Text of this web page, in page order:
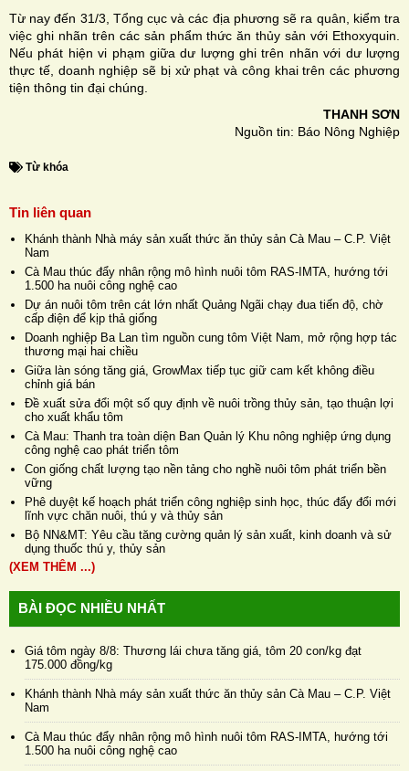
Từ nay đến 31/3, Tổng cục và các địa phương sẽ ra quân, kiểm tra
việc ghi nhãn trên các sản phẩm thức ăn thủy sản với Ethoxyquin.
Nếu phát hiện vi phạm giữa dư lượng ghi trên nhãn với dư lượng
thực tế, doanh nghiệp sẽ bị xử phạt và công khai trên các phương
tiện thông tin đại chúng.
THANH SƠN
Nguồn tin: Báo Nông Nghiệp
Từ khóa
Tin liên quan
Khánh thành Nhà máy sản xuất thức ăn thủy sản Cà Mau – C.P. Việt
Nam
Cà Mau thúc đẩy nhân rộng mô hình nuôi tôm RAS-IMTA, hướng tới
1.500 ha nuôi công nghệ cao
Dự án nuôi tôm trên cát lớn nhất Quảng Ngãi chạy đua tiến độ, chờ
cấp điện để kịp thả giống
Doanh nghiệp Ba Lan tìm nguồn cung tôm Việt Nam, mở rộng hợp tác
thương mại hai chiều
Giữa làn sóng tăng giá, GrowMax tiếp tục giữ cam kết không điều
chỉnh giá bán
Đề xuất sửa đổi một số quy định về nuôi trồng thủy sản, tạo thuận lợi
cho xuất khẩu tôm
Cà Mau: Thanh tra toàn diện Ban Quản lý Khu nông nghiệp ứng dụng
công nghệ cao phát triển tôm
Con giống chất lượng tạo nền tảng cho nghề nuôi tôm phát triển bền
vững
Phê duyệt kế hoạch phát triển công nghiệp sinh học, thúc đẩy đổi mới
lĩnh vực chăn nuôi, thú y và thủy sản
Bộ NN&MT: Yêu cầu tăng cường quản lý sản xuất, kinh doanh và sử
dụng thuốc thú y, thủy sản
(XEM THÊM ...)
BÀI ĐỌC NHIỀU NHẤT
Giá tôm ngày 8/8: Thương lái chưa tăng giá, tôm 20 con/kg đạt
175.000 đồng/kg
Khánh thành Nhà máy sản xuất thức ăn thủy sản Cà Mau – C.P. Việt
Nam
Cà Mau thúc đẩy nhân rộng mô hình nuôi tôm RAS-IMTA, hướng tới
1.500 ha nuôi công nghệ cao